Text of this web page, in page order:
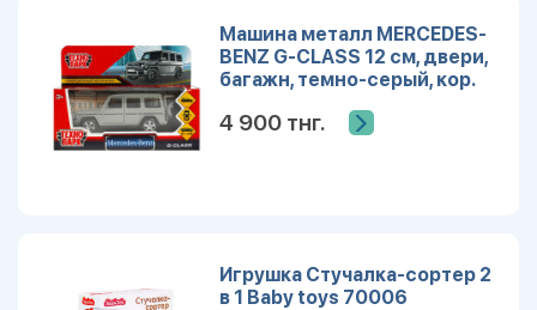
Машина металл MERCEDES-
BENZ G-CLASS 12 см, двери,
багажн, темно-серый, кор.
4 900 тнг.
Игрушка Стучалка-сортер 2
в 1 Baby toys 70006